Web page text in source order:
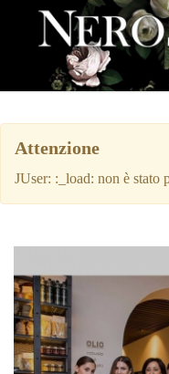
Attenzione
JUser: :_load: non è stato